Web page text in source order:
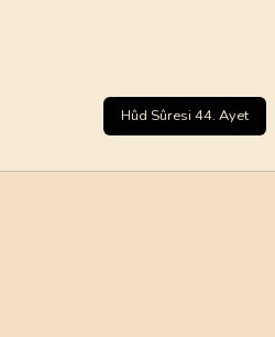
Hûd Sûresi 44. Ayet